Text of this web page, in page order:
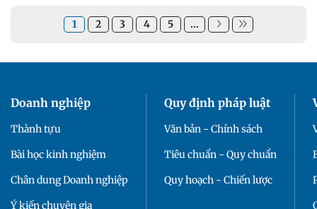
1 2 3 4 5 ...
Doanh nghiệp
Thành tựu
Bài học kinh nghiệm
Chân dung Doanh nghiệp
Ý kiến chuyên gia
Quy định pháp luật
Văn bản - Chính sách
Tiêu chuẩn - Quy chuẩn
Quy hoạch - Chiến lược